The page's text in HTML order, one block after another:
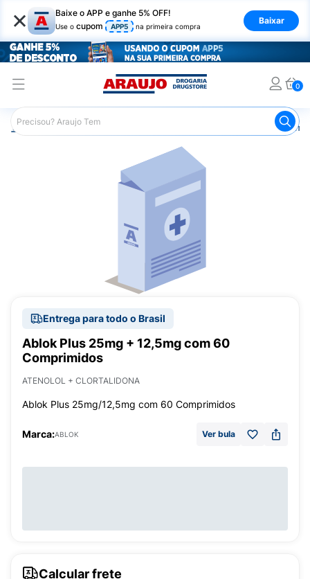
× Baixe o APP e ganhe 5% OFF!
Use o cupom APP5 na primeira compra
Baixar
0
Araujo Medicamentos
Entrega para todo o Brasil
Ablok Plus 25mg + 12,5mg com 60
Comprimidos
ATENOLOL + CLORTALIDONA
Ablok Plus 25mg/12,5mg com 60 Comprimidos
Marca:ABLOK Ver bula
Calcular frete